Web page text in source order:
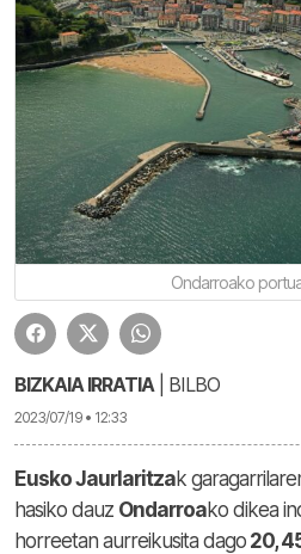
Ondarroako
BIZKAIA IRRATIA | BILBO
2023/07/19 • 12:33
Eusko Jaurlaritzak
hasiko dauz Ondarroako dikea
horreetan aurreikusita dago 20,